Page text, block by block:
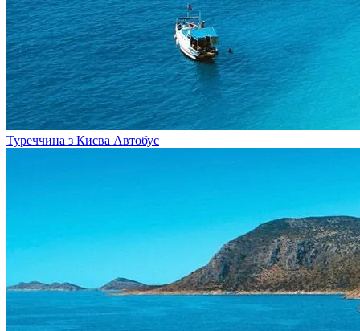
Туреччина з Києва Автобус